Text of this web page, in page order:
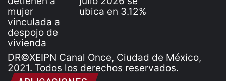
DR©XEIPN Canal Once, Ciudad de México,
2021. Todos los derechos reservados.